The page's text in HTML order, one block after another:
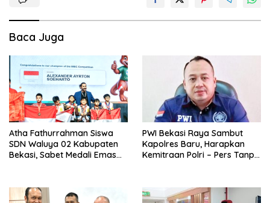
Baca Juga
Atha Fathurrahman Siswa
SDN Waluya 02 Kabupaten
Bekasi, Sabet Medali Emas
PWI Bekasi Raya Sambut
Kapolres Baru, Harapkan
Kemitraan Polri – Pers Tanpa